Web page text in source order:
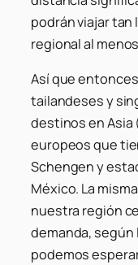
podrán viajar tan
regional al
Así que
tailandeses y
destinos en Asia
europeos que
Schengen y
México. La
nuestra región
demanda, según
podemos